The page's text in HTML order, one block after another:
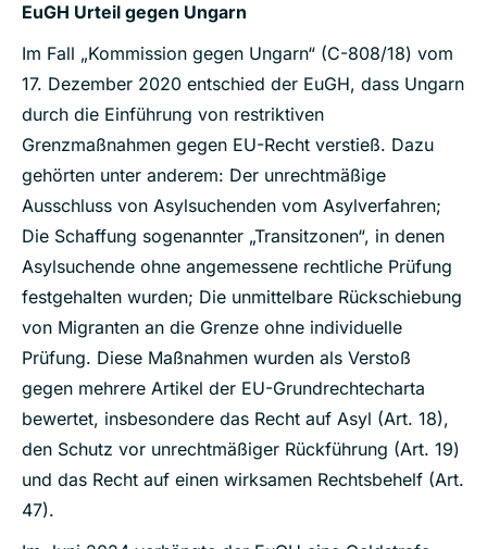
EuGH Urteil gegen Ungarn
Im Fall „Kommission gegen Ungarn“ (C-808/18) vom
17. Dezember 2020 entschied der EuGH, dass Ungarn
durch die Einführung von restriktiven
Grenzmaßnahmen gegen EU-Recht verstieß. Dazu
gehörten unter anderem: Der unrechtmäßige
Ausschluss von Asylsuchenden vom Asylverfahren;
Die Schaffung sogenannter „Transitzonen“, in denen
Asylsuchende ohne angemessene rechtliche Prüfung
festgehalten wurden; Die unmittelbare Rückschiebung
von Migranten an die Grenze ohne individuelle
Prüfung. Diese Maßnahmen wurden als Verstoß
gegen mehrere Artikel der EU-Grundrechtecharta
bewertet, insbesondere das Recht auf Asyl (Art. 18),
den Schutz vor unrechtmäßiger Rückführung (Art. 19)
und das Recht auf einen wirksamen Rechtsbehelf (Art.
47).